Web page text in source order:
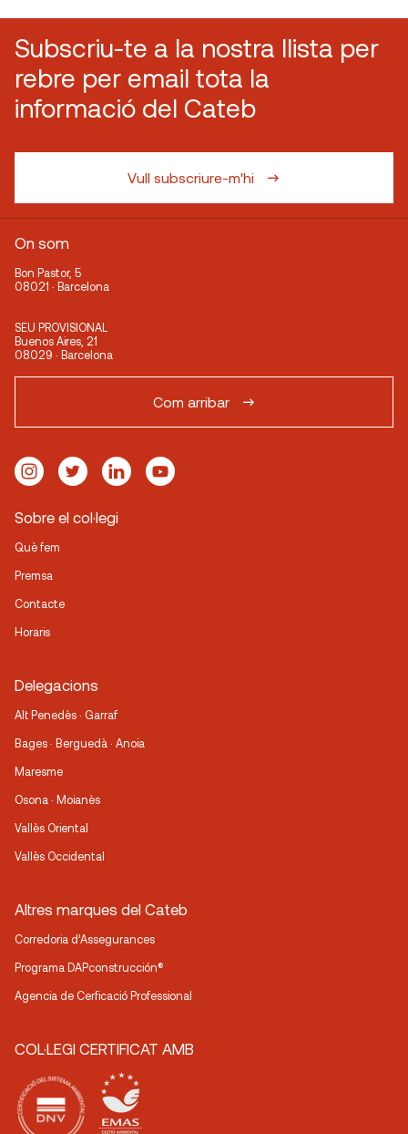
Subscriu-te a la nostra llista per
rebre per email tota la
informació del Cateb
Vull subscriure-m'hi
On som
Bon Pastor, 5
08021 · Barcelona
SEU PROVISIONAL
Buenos Aires, 21
08029 · Barcelona
Com arribar
Sobre el col·legi
Què fem
Premsa
Contacte
Horaris
Delegacions
Alt Penedès · Garraf
Bages · Berguedà · Anoia
Maresme
Osona · Moianès
Vallès Oriental
Vallès Occidental
Altres marques del Cateb
Corredoria d’Assegurances
Programa DAPconstrucción®
Agencia de Cerficació Professional
COL·LEGI CERTIFICAT AMB